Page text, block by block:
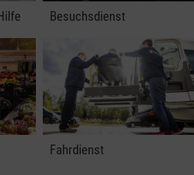
Besuchsdienst
Fahrdienst